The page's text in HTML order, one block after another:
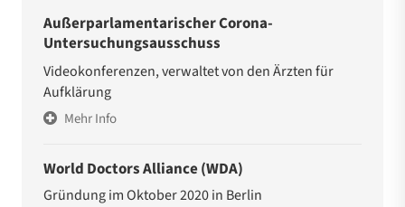
Außerparlamentarischer Corona-
Untersuchungsausschuss
Videokonferenzen, verwaltet von den Ärzten für
Aufklärung
Mehr Info
World Doctors Alliance (WDA)
Gründung im Oktober 2020 in Berlin